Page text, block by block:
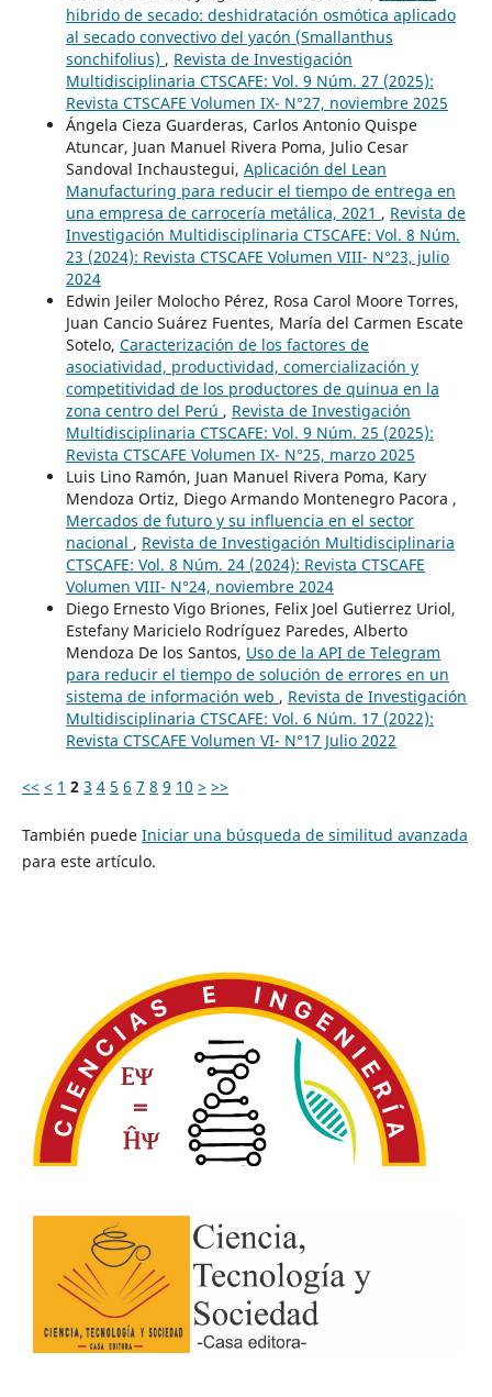
hibrido de secado: deshidratación osmótica aplicado
al secado convectivo del yacón (Smallanthus
sonchifolius) , Revista de Investigación
Multidisciplinaria CTSCAFE: Vol. 9 Núm. 27 (2025):
Revista CTSCAFE Volumen IX- N°27, noviembre 2025
Ángela Cieza Guarderas, Carlos Antonio Quispe
Atuncar, Juan Manuel Rivera Poma, Julio Cesar
Sandoval Inchaustegui, Aplicación del Lean
Manufacturing para reducir el tiempo de entrega en
una empresa de carrocería metálica, 2021 , Revista de
Investigación Multidisciplinaria CTSCAFE: Vol. 8 Núm.
23 (2024): Revista CTSCAFE Volumen VIII- N°23, julio
2024
Edwin Jeiler Molocho Pérez, Rosa Carol Moore Torres,
Juan Cancio Suárez Fuentes, María del Carmen Escate
Sotelo, Caracterización de los factores de
asociatividad, productividad, comercialización y
competitividad de los productores de quinua en la
zona centro del Perú , Revista de Investigación
Multidisciplinaria CTSCAFE: Vol. 9 Núm. 25 (2025):
Revista CTSCAFE Volumen IX- N°25, marzo 2025
Luis Lino Ramón, Juan Manuel Rivera Poma, Kary
Mendoza Ortiz, Diego Armando Montenegro Pacora ,
Mercados de futuro y su influencia en el sector
nacional , Revista de Investigación Multidisciplinaria
CTSCAFE: Vol. 8 Núm. 24 (2024): Revista CTSCAFE
Volumen VIII- N°24, noviembre 2024
Diego Ernesto Vigo Briones, Felix Joel Gutierrez Uriol,
Estefany Maricielo Rodríguez Paredes, Alberto
Mendoza De los Santos, Uso de la API de Telegram
para reducir el tiempo de solución de errores en un
sistema de información web , Revista de Investigación
Multidisciplinaria CTSCAFE: Vol. 6 Núm. 17 (2022):
Revista CTSCAFE Volumen VI- N°17 Julio 2022
<< < 1 2 3 4 5 6 7 8 9 10 > >>
También puede Iniciar una búsqueda de similitud avanzada
para este artículo.